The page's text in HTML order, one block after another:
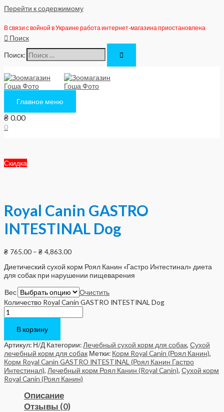
Перейти к содержимому
В связи с войной в Украине работа интернет-магазина приостановлена
Поиск
Поиск:
Главное меню
₴ 0.00
0
Скидка
Royal Canin GASTRO
INTESTINAL Dog
₴ 765.00 – ₴ 4,863.00
Диетический сухой корм Роял Канин «Гастро Интестинал» диета
для собак при нарушении пищеварения
Вес
Очистить
Количество Royal Canin GASTRO INTESTINAL Dog
В корзину
Артикул: Н/Д Категории: Лечебный сухой корм для собак, Сухой
лечебный корм для собак Метки: Корм Royal Canin (Роял Канин),
Корм Royal Canin GASTRO INTESTINAL (Роял Канин Гастро
Интестинал), Лечебный корм Роял Канин (Royal Canin), Сухой корм
Royal Canin (Роял Канин)
Описание
Отзывы (0)